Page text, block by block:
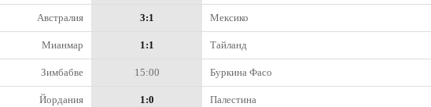
Австралия 3:1 Мексико
Мианмар 1:1 Тайланд
Зимбабве 15:00 Буркина Фасо
Йордания 1:0 Палестина